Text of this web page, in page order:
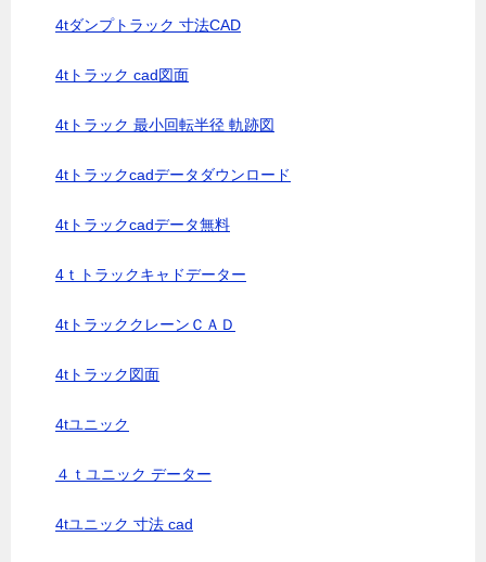
4tダンプトラック 寸法CAD
4tトラック cad図面
4tトラック 最小回転半径 軌跡図
4tトラックcadデータダウンロード
4tトラックcadデータ無料
4ｔトラックキャドデーター
4tトラッククレーンＣＡＤ
4tトラック図面
4tユニック
４ｔユニック データー
4tユニック 寸法 cad